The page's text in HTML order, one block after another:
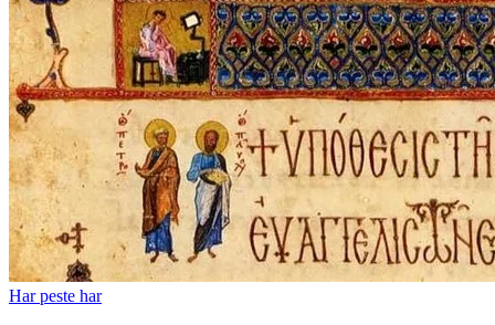
Har peste har